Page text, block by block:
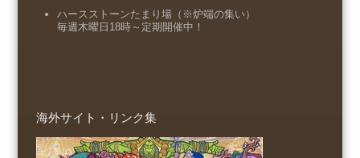
ハースストーンたまり場（※炉端の集い）
毎週木曜日18時～定期開催中！
海外サイト・リンク集